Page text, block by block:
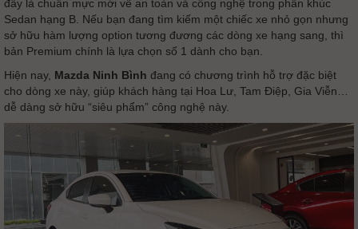
đây là chuẩn mực mới về an toàn và công nghệ trong phân khúc
Sedan hạng B. Nếu bạn đang tìm kiếm một chiếc xe nhỏ gọn nhưng
sở hữu hàm lượng option tương đương các dòng xe hạng sang, thì
bản Premium chính là lựa chọn số 1 dành cho bạn.
Hiện nay, Mazda Ninh Bình đang có chương trình hỗ trợ đặc biệt
cho dòng xe này, giúp khách hàng tại Hoa Lư, Tam Điệp, Gia Viễn…
dễ dàng sở hữu “siêu phẩm” công nghệ này.